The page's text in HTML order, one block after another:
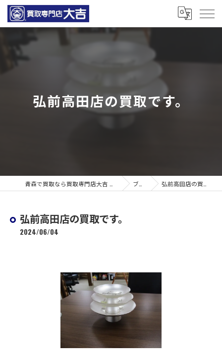
弘前高田店の買取です。
ブログ 弘前高田店の買取です。
弘前高田店の買取です。
2024/06/04